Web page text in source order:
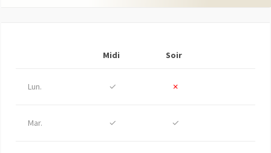
Midi Soir
Lun. ✓ ✗
Mar. ✓ ✓